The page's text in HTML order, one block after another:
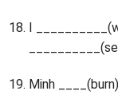
I
Minh